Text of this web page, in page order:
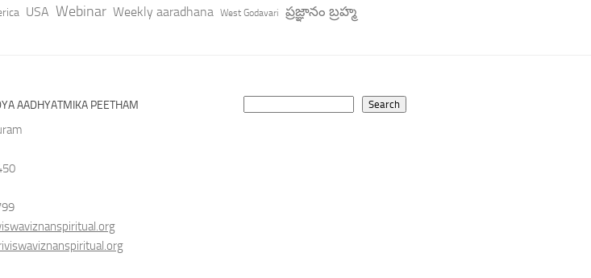
USA Webinar Weekly aaradhana West Godavari ప్రజ్ఞానం బ్రహ్మ
AADHYATMIKA PEETHAM Search